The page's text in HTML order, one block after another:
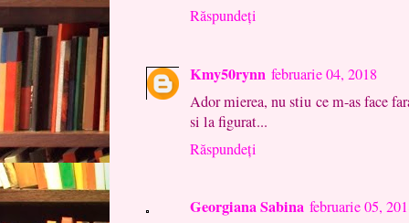
Răspundeți
Kmy50rynn februarie 04, 2018
Ador mierea, nu stiu ce m-as face
si la figurat...
Răspundeți
Georgiana Sabina februarie 05,